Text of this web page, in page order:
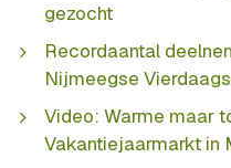
gezocht
Recordaantal
Nijmeegse
Video: Warme maar
Vakantiejaarmarkt in